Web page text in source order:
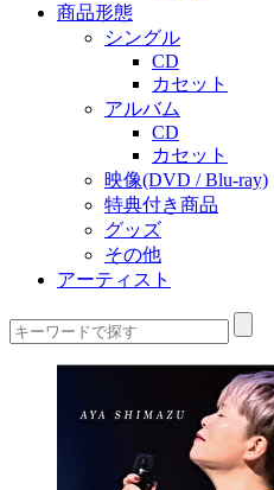
商品形態
シングル
CD
カセット
アルバム
CD
カセット
映像(DVD / Blu-ray)
特典付き商品
グッズ
その他
アーティスト